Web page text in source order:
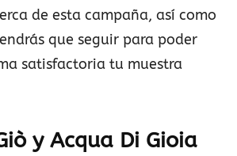
de esta campaña, así como
que seguir para poder
satisfactoria tu muestra
y Acqua Di Gioia